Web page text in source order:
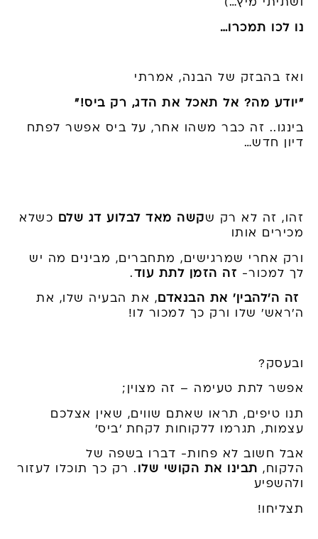
ושתיתי מיץ…)
נו לכו תמכרו…
ואז בהבזק של הבנה, אמרתי
"יודע מה? אל תאכל את הדג, רק ביס!"
בינגו.. זה כבר משהו אחר, על ביס אפשר לפתח
דיון חדש…
זהו, זה לא רק שקשה מאד לבלוע דג שלם כשלא
מכירים אותו
ורק אחרי שמרגישים, מתחברים, מבינים מה יש
לך למכור- זה הזמן לתת עוד.
זה ה'להבין' את הבנאדם , את הבעיה שלו, את
ה'ראש' שלו ורק כך למכור לו!
ובעסק?
אפשר לתת טעימה – זה מצוין;
תנו טיפים, תראו שאתם שווים, שאין אצלכם
עצמות, תגרמו ללקוח ות לקחת 'ביס'
אבל חשוב לא פחות- דברו בשפה של
הלקוח, תבינו את הקושי שלו . רק כך תוכלו לעזור
ולהשפיע
תצליחו!